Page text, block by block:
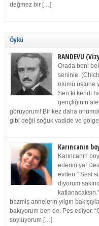
değmez bir […]
Öykü
RANDEVU
Orada beni
seninle.
ölümü üstüne
Sen ki kendi
gençliğinin
görüyorum! Bir kez daha
gibi değil soğuk vadide ve
Karıncanın
Karıncanın
ederim ya!
evden.” Sesi
diyorum
bezmiş annelerin yılgın
bakıyorum ben de. Pes ediyor.
söylüyorum […]